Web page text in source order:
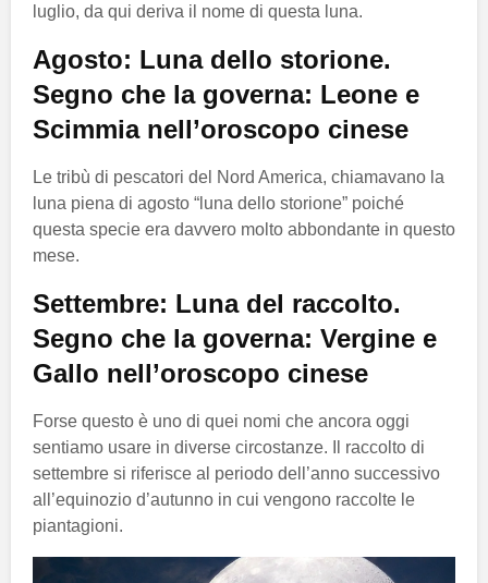
luglio, da qui deriva il nome di questa luna.
Agosto: Luna dello storione.
Segno che la governa: Leone e
Scimmia nell’oroscopo cinese
Le tribù di pescatori del Nord America, chiamavano la
luna piena di agosto “luna dello storione” poiché
questa specie era davvero molto abbondante in questo
mese.
Settembre: Luna del raccolto.
Segno che la governa: Vergine e
Gallo nell’oroscopo cinese
Forse questo è uno di quei nomi che ancora oggi
sentiamo usare in diverse circostanze. Il raccolto di
settembre si riferisce al periodo dell’anno successivo
all’equinozio d’autunno in cui vengono raccolte le
piantagioni.